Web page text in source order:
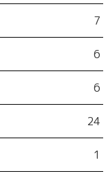
7
6
6
24
1